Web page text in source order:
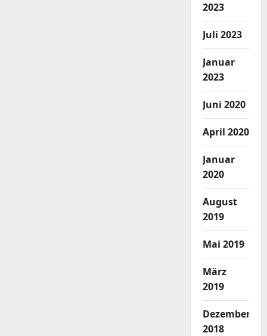
2023
Juli 2023
Januar
2023
Juni 2020
April 2020
Januar
2020
August
2019
Mai 2019
März
2019
Dezember
2018